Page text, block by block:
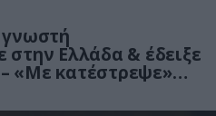
στην Ελλάδα & έδειξε
– «Με κατέστρεψε»